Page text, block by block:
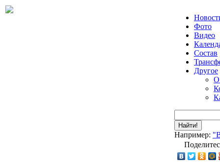
Фото
Видео
Состав
Другое
О
Найти!
Например: